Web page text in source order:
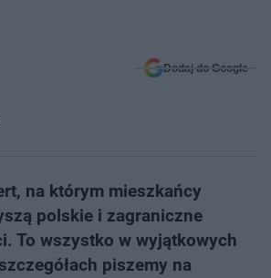
Dodaj do Google
na którym mieszkańcy
polskie i zagraniczne
To wszystko w wyjątkowych
piszemy na